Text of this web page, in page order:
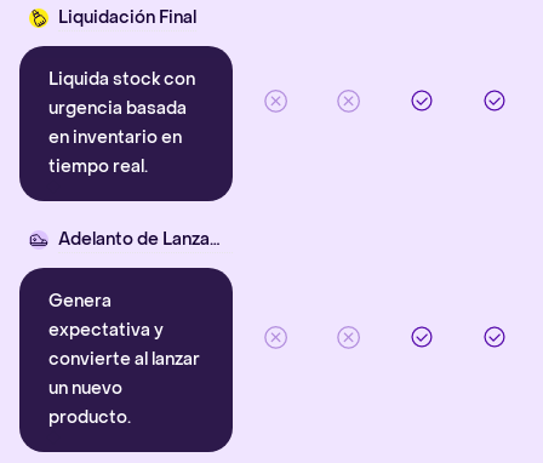
Liquidación Final
Liquida stock con
urgencia basada
en inventario en
tiempo real.
Adelanto de Lanzamiento
Genera
expectativa y
convierte al lanzar
un nuevo
producto.